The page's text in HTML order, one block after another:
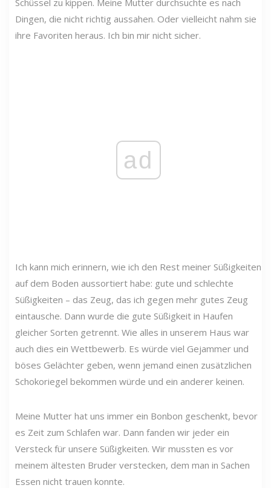
Dingen, die nicht richtig aussahen. Oder vielleicht nahm sie
ihre Favoriten heraus. Ich bin mir nicht sicher.
ad
Ich kann mich erinnern, wie ich den Rest meiner Süßigkeiten
auf dem Boden aussortiert habe: gute und schlechte
Süßigkeiten – das Zeug, das ich gegen mehr gutes Zeug
eintausche. Dann wurde die gute Süßigkeit in Haufen
gleicher Sorten getrennt. Wie alles in unserem Haus war
auch dies ein Wettbewerb. Es würde viel Gejammer und
böses Gelächter geben, wenn jemand einen zusätzlichen
Schokoriegel bekommen würde und ein anderer keinen.
Meine Mutter hat uns immer ein Bonbon geschenkt, bevor
es Zeit zum Schlafen war. Dann fanden wir jeder ein
Versteck für unsere Süßigkeiten. Wir mussten es vor
meinem ältesten Bruder verstecken, dem man in Sachen
Essen nicht trauen konnte.